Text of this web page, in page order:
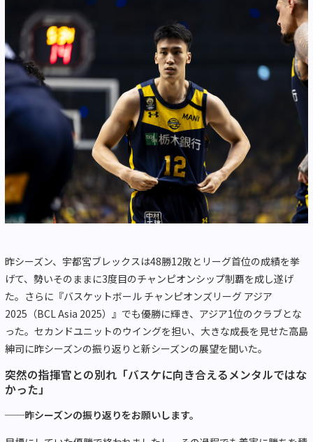
昨シーズン、宇都宮ブレックスは48勝12敗とリーグ首位の成績を挙
げて、勢いそのままに3度目のチャンピオンシップ制覇を成し遂げ
た。さらに『バスケットボール チャンピオンズリーグ アジア
2025（BCL Asia 2025）』でも優勝に輝き、アジア1位のクラブとな
った。セカンドユニットのウイングを担い、大きな成長を見せた高島
紳司に昨シーズンの振り返りと新シーズンの展望を聞いた。
突然の指揮官との別れ「バスケに向き合えるメンタルではな
かった」
──昨シーズンの振り返りをお願いします。